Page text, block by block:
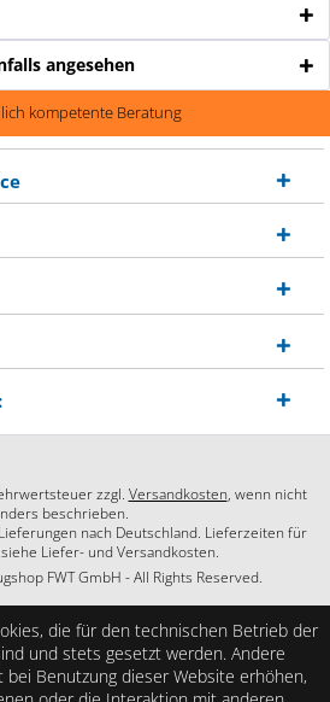
angesehen
kompetente Beratung
zzgl. Versandkosten, wenn nicht
beschrieben.
nach Deutschland. Lieferzeiten für
Liefer- und Versandkosten.
FWT GmbH - All Rights Reserved.
die für den technischen Betrieb der
und stets gesetzt werden. Andere
bei Benutzung dieser Website erhöhen,